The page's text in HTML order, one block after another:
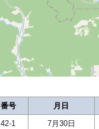
番号
月日
42-1
7月30日